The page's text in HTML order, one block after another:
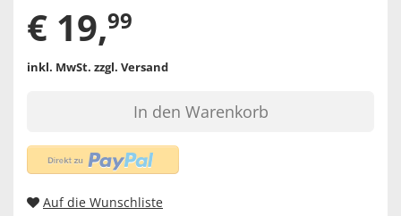
€ 19,99
inkl. MwSt. zzgl. Versand
In den Warenkorb
Auf die Wunschliste